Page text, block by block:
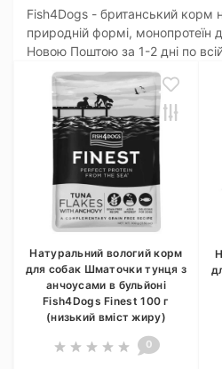
Fish4Dogs - британський корм
природній формі, монопротеїн
Новою Поштою за 1-2 дні по всій
Натуральний вологий корм
для собак Шматочки тунця з
анчоусами в бульйоні
Fish4Dogs Finest 100 г
(низький вміст жиру)
0